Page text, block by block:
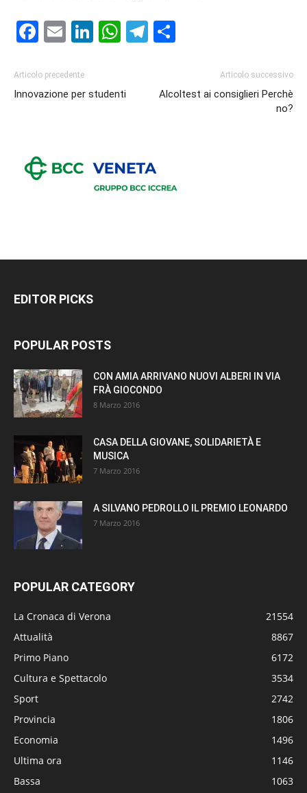
Facebook
EmailLinkedIn
WhatsApp
Telegram
Articolo precedente
Innovazione per studenti
Articolo successivo
Alcoltest ai consiglieri Perchè
no?
EDITOR PICKS
POPULAR POSTS
CON AMIA ARRIVANO NUOVI ALBERI IN VIA
FRÀ GIOCONDO
8 Marzo 2016
CASA DELLA GIOVANE, SOLIDARIETÀ E
MUSICA
7 Marzo 2016
A SILVANO PEDROLLO IL PREMIO LEONARDO
7 Marzo 2016
POPULAR CATEGORY
La Cronaca di Verona
21554
Attualità
8867
Primo Piano
6172
Cultura e Spettacolo
3534
Sport
2742
Provincia
1806
Economia
1496
Ultima ora
1146
Bassa
1063